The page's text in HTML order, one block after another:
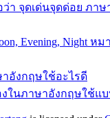
า จุดเด่นจุดด่อย ภาษ
Evening, Night ห
อังกฤษใช้อะไรดี
ในภาษาอังกฤษใช้แบ